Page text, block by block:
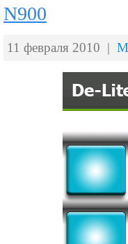
N900
11 февраля 2010 |